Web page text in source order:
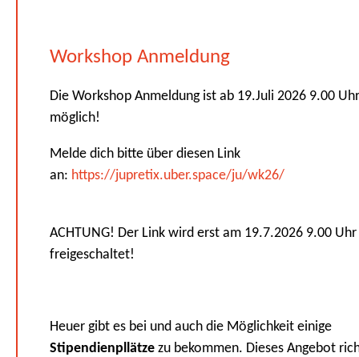
Workshop Anmeldung
Die Workshop Anmeldung ist ab 19.Juli 2026 9.00 Uhr
möglich!
Melde dich bitte über diesen Link
an: https://jupretix.uber.space/ju/wk26/
ACHTUNG! Der Link wird erst am 19.7.2026 9.00 Uhr
freigeschaltet!
Heuer gibt es bei und auch die Möglichkeit einige
Stipendienpllätze zu bekommen. Dieses Angebot